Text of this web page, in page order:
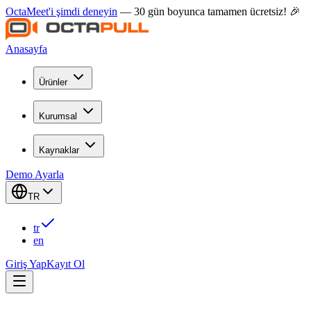
OctaMeet'i şimdi deneyin — 30 gün boyunca tamamen ücretsiz! 🎉
Anasayfa
Ürünler
Kurumsal
Kaynaklar
Demo Ayarla
TR
tr
en
Giriş YapKayıt Ol